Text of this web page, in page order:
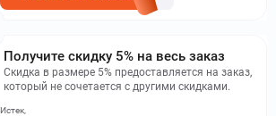
Получите скидку 5% на весь заказ
Скидка в размере 5% предоставляется на заказ,
который не сочетается с другими скидками.
Истек,